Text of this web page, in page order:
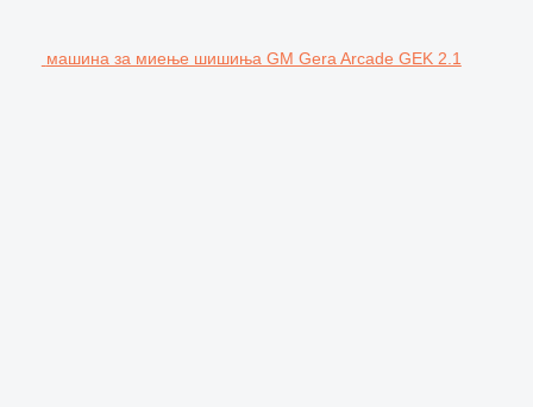
машина за миење шишиња GM Gera Arcade GEK 2.1